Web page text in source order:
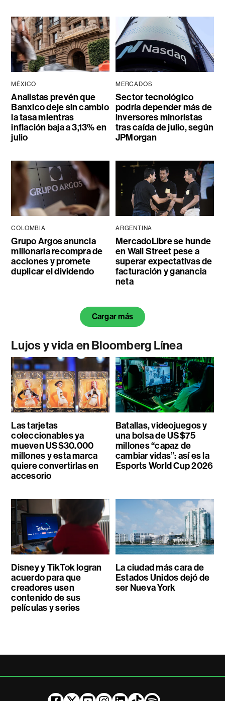
MÉXICO
Analistas prevén que
Banxico deje sin cambio
la tasa mientras
inflación baja a 3,13% en
julio
MERCADOS
Sector tecnológico
podría depender más de
inversores minoristas
tras caída de julio, según
JPMorgan
COLOMBIA
Grupo Argos anuncia
millonaria recompra de
acciones y promete
duplicar el dividendo
ARGENTINA
MercadoLibre se hunde
en Wall Street pese a
superar expectativas de
facturación y ganancia
neta
Cargar más
Lujos y vida en Bloomberg Línea
Las tarjetas
coleccionables ya
mueven US$30.000
millones y esta marca
quiere convertirlas en
accesorio
Batallas, videojuegos y
una bolsa de US$75
millones “capaz de
cambiar vidas”: así es la
Esports World Cup 2026
Disney y TikTok logran
acuerdo para que
creadores usen
contenido de sus
películas y series
La ciudad más cara de
Estados Unidos dejó de
ser Nueva York